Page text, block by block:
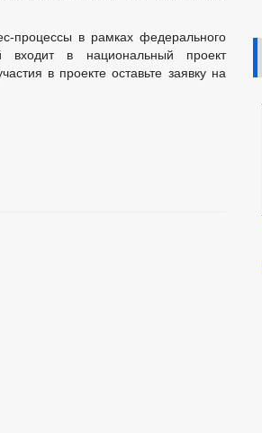
процессы в рамках федерального
входит в национальный проект
в проекте оставьте заявку на